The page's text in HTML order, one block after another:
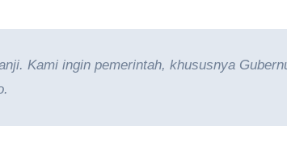
Kami ingin pemerintah, khususnya